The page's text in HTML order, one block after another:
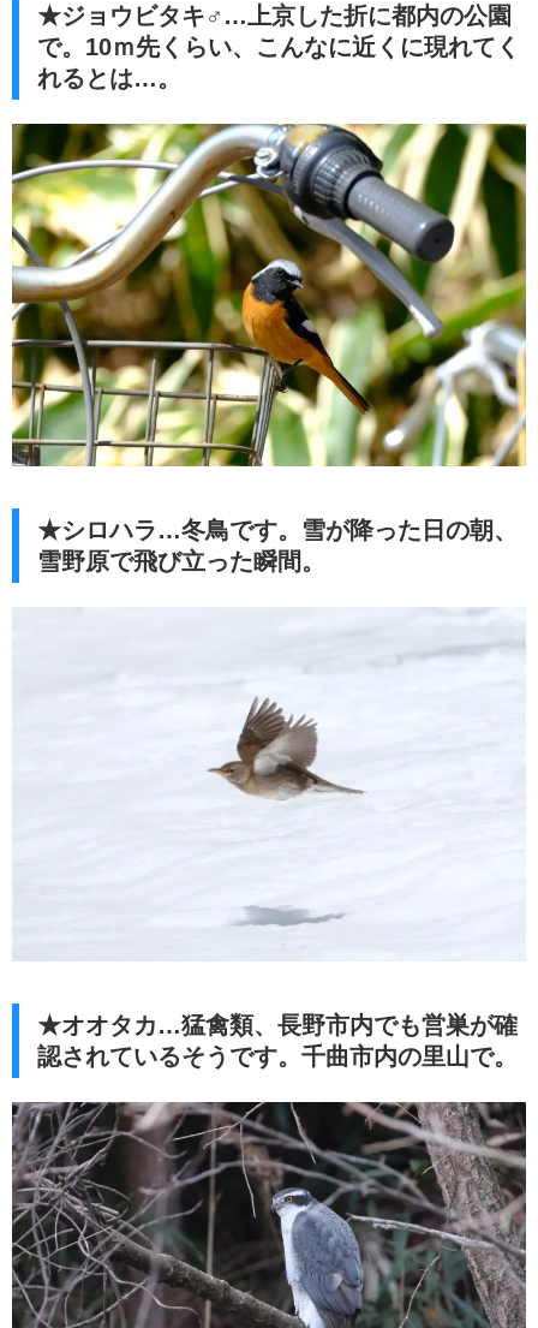
★ジョウビタキ♂…上京した折に都内の公園
で。10ｍ先くらい、こんなに近くに現れてく
れるとは…。
★シロハラ…冬鳥です。雪が降った日の朝、
雪野原で飛び立った瞬間。
★オオタカ…猛禽類、長野市内でも営巣が確
認されているそうです。千曲市内の里山で。